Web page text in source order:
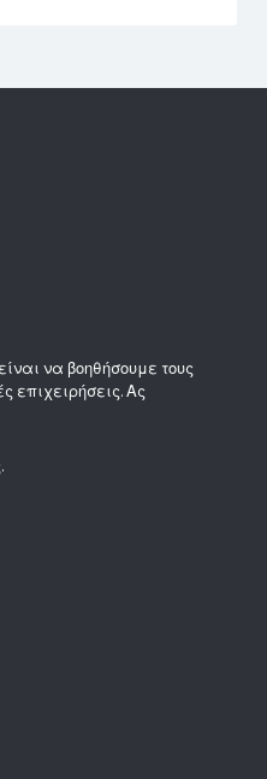
να βοηθήσουμε τους
επιχειρήσεις. Ας